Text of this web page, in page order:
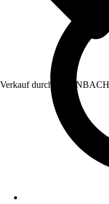
Verkauf durch: HORNBACH